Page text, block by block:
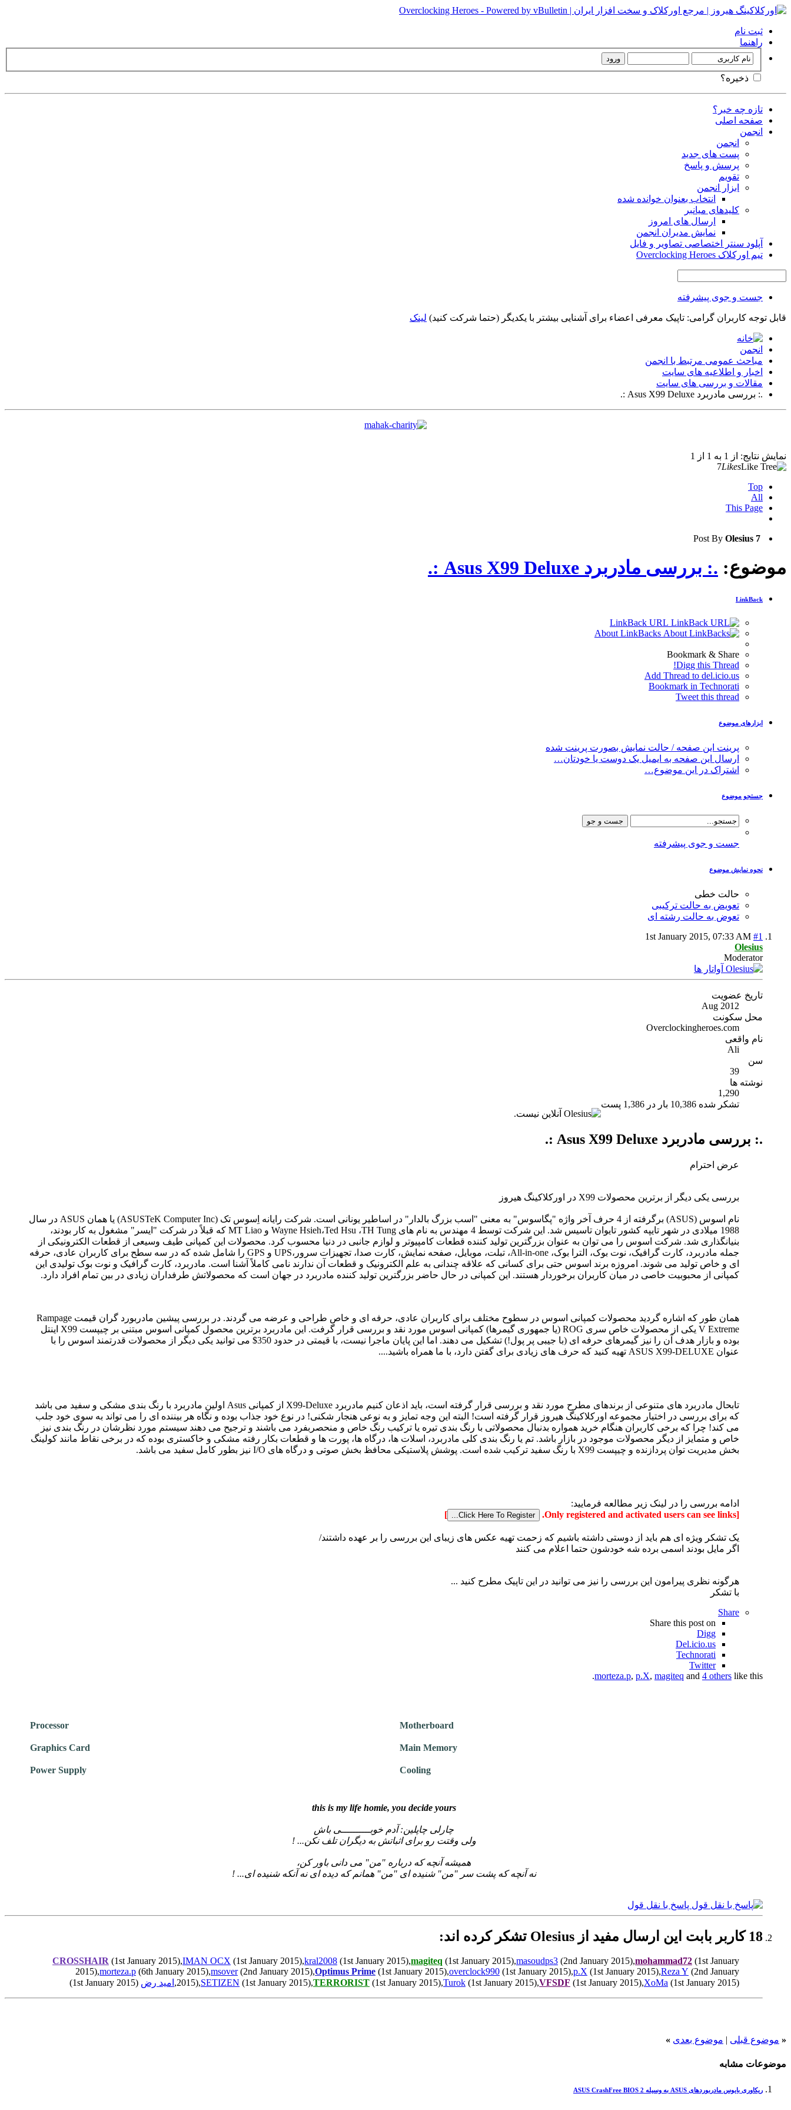
ثبت نام
راهنما
ذخیره؟
تازه چه خبر؟
صفحه اصلی
انجمن
انجمن
پست های جدید
پرسش و پاسخ
تقویم
ابزار انجمن
انتخاب بعنوان خوانده شده
کلیدهای میانبر
ارسال های امروز
نمایش مدیران انجمن
آپلود سنتر اختصاصی تصاویر و فایل
تیم اورکلاک Overclocking Heroes
جست و جوی پیشرفته
قابل توجه کاربران گرامی: تاپیک معرفی اعضاء برای آشنایی بیشتر با یکدیگر (حتما شرکت کنید) لینک
انجمن
مباحث عمومی مرتبط با انجمن
اخبار و اطلاعیه های سایت
مقالات و بررسی های سایت
.: بررسی مادربرد Asus X99 Deluxe :.
نمایش نتایج: از 1 به 1 از 1
7Likes
Top
All
This Page
7
Post By Olesius
موضوع: .: بررسی مادربرد Asus X99 Deluxe :.
LinkBack
Bookmark & Share
Digg this Thread!
Add Thread to del.icio.us
Bookmark in Technorati
Tweet this thread
ابزارهای موضوع
پرینت این صفحه / حالت نمایش بصورت پرینت شده
ارسال این صفحه به ایمیل یک دوست یا خودتان…
اشتراک در این موضوع…
جستجو موضوع
جست و جوی پیشرفته
نحوه نمایش موضوع
حالت خطی
تعویض به حالت ترکیبی
تعوض به حالت رشته ای
1st January 2015, 07:33 AM #1
Olesius
Moderator
تاریخ عضویت
Aug 2012
محل سکونت
Overclockingheroes.com
نام واقعی
Ali
سن
39
نوشته ها
1,290
تشکر شده 10,386 بار در 1,386 پست
.: بررسی مادربرد Asus X99 Deluxe :.
عرض احترام
بررسی یکی دیگر از برترین محصولات X99 در اورکلاکینگ هیروز
نام اسوس (ASUS) برگرفته از 4 حرف آخر واژه "پگاسوس" به معنی "اسب بزرگ بالدار" در اساطیر یونانی است. شرکت رایانه اِسوس تک (ASUSTeK Computer Inc) یا همان ASUS در سال
1988 میلادی در شهر تایپه کشور تایوان تاسیس شد. این شرکت توسط 4 مهندس به نام های Wayne Hsieh،Ted Hsu ،TH Tung و MT Liao که قبلاً در شرکت "ایسر" مشغول به کار بودند،
بنیانگذاری شد. شرکت اسوس را می توان به عنوان بزرگترین تولید کننده قطعات کامپیوتر و لوازم جانبی در دنیا محسوب کرد. محصولات این کمپانی طیف وسیعی از قطعات الکترونیکی از
جمله مادربرد، کارت گرافیک، نوت بوک، الترا بوک، All-in-one، تبلت، موبایل، صفحه نمایش، کارت صدا، تجهیزات سرور،UPS و GPS را شامل شده که در سه سطح برای کاربران عادی، حرفه
ای و خاص تولید می شوند. امروزه برند اسوس حتی برای کسانی که علاقه چندانی به علم الکترونیک و قطعات آن ندارند نامی کاملاً آشنا است. مادربرد، کارت گرافیک و نوت بوک تولیدی این
کمپانی از محبوبیت خاصی در میان کاربران برخوردار هستند. این کمپانی در حال حاضر بزرگترین تولید کننده مادربرد در جهان است که محصولاتش طرفداران زیادی در بین تمام افراد دارد.
همان طور که اشاره گردید محصولات کمپانی اسوس در سطوح مختلف برای کاربران عادی، حرفه ای و خاص طراحی و عرضه می گردند. در بررسی پیشین مادربورد گران قیمت Rampage
V Extreme یکی از محصولات خاص سری ROG (یا جمهوری گیمرها) کمپانی اسوس مورد نقد و بررسی قرار گرفت. این مادربرد برترین محصول کمپانی اسوس مبتنی بر چیپست X99 اینتل
بوده و بازار هدف آن را نیز گیمرهای حرفه ای (با جیبی پر پول!) تشکیل می دهند. اما این پایان ماجرا نیست، با قیمتی در حدود 350$ می توانید یکی دیگر از محصولات قدرتمند اسوس را با
عنوان ASUS X99-DELUXE تهیه کنید که حرف های زیادی برای گفتن دارد، با ما همراه باشید....
تابحال مادربرد های متنوعی از برندهای مطرح مورد نقد و بررسی قرار گرفته است، باید اذعان کنیم مادربرد X99-Deluxe از کمپانی Asus اولین مادربرد با رنگ بندی مشکی و سفید می باشد
که برای بررسی در اختیار مجموعه اورکلاکینگ هیروز قرار گرفته است! البته این وجه تمایز و به نوعی هنجار شکنی! در نوع خود جذاب بوده و نگاه هر بیننده ای را می تواند به سوی خود جلب
می کند! چرا که برخی کاربران هنگام خرید همواره بدنبال محصولاتی با رنگ بندی تیره یا ترکیب رنگ خاص و منحصربفرد می باشند و ترجیح می دهند سیستم مورد نظرشان در رنگ بندی نیز
خاص و متمایز از دیگر محصولات موجود در بازار باشد. تم یا رنگ بندی کلی مادربرد، اسلات ها، درگاه ها، پورت ها و قطعات بکار رفته مشکی و خاکستری بوده که در برخی نقاط مانند کولینگ
بخش مدیریت توان پردازنده و چیپست X99 با رنگ سفید ترکیب شده است. پوشش پلاستیکی محافظ بخش صوتی و درگاه های I/O نیز بطور کامل سفید می باشد.
ادامه بررسی را در لینک زیر مطالعه فرمایید:
[Only registered and activated users can see links.
]
یک تشکر ویژه ای هم باید از دوستی داشته باشیم که زحمت تهیه عکس های زیبای این بررسی را بر عهده داشتند/
اگر مایل بودند اسمی برده شه خودشون حتما اعلام می کنند
هرگونه نظری پیرامون این بررسی را نیز می توانید در این تاپیک مطرح کنید ...
با تشکر
Share
Share this post on
Digg
Del.icio.us
Technorati
Twitter
morteza.p, p.X, magiteq and 4 others like this.
Motherboard
Processor
Main Memory
Graphics Card
Cooling
Power Supply
this is my life homie, you decide yours
چارلی چاپلین: آدم خوبــــــــــی باش
ولی وقتت رو برای اثباتش به دیگران تلف نکن... !
همیشه آنچه که درباره "من" می دانی باور کن،
نه آنچه که پشت سر "من" شنیده ای "من" همانم که دیده ای نه آنکه شنیده ای... !
پاسخ با نقل قول
18 کاربر بابت این ارسال مفید از Olesius تشکر کرده اند:
CROSSHAIR (1st January 2015),IMAN OCX (1st January 2015),kral2008 (1st January 2015),magiteq (1st January 2015),masoudps3 (2nd January 2015),mohammad72 (1st January
2015),morteza.p (6th January 2015),msover(2nd January 2015),Optimus Prime (1st January 2015),overclock990 (1st January 2015),p.X (1st January 2015),Reza Y (2nd January
2015),SETIZEN (1st January 2015),TERRORIST (1st January 2015),Turok (1st January 2015),VFSDF (1st January 2015),XoMa (1st January 2015), امید رض (1st January 2015)
« موضوع قبلی | موضوع بعدی »
موضوعات مشابه
ریکاوری بایوس مادربوردهای ASUS به وسیله ASUS CrashFree BIOS 2